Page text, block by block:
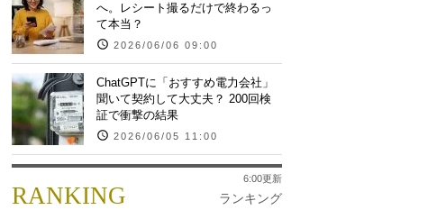
へ。レシート撮るだけで終わるっ
て本当？
2026/06/06 09:00
ChatGPTに「おすすめ電力会社」
聞いて契約して大丈夫？ 200回検
証で衝撃の結果
2026/06/05 11:00
RANKING ランキング
6:00更新